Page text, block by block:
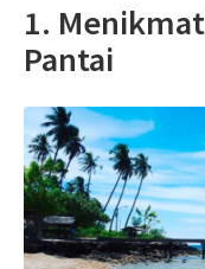
1.
Pantai